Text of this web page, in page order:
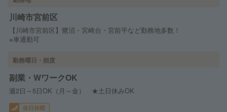
川崎市宮前区
【川崎市宮前区】鷺沼・宮崎台・宮前平など勤務地多数！
※車通勤可
勤務曜日・頻度
副業・WワークOK
週2日～5日OK（月～金） ★土日休みOK
休日休暇